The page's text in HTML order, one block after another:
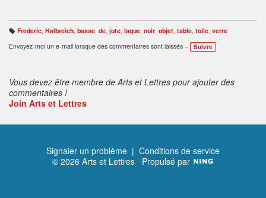
B
ali
s
Frederic, Halbreich, basse, de, jute, laque, noir, objet, table, toile, verre
Envoyez-moi un e-mail lorsque des commentaires sont laissés –
Suivre
Vous devez être membre de Arts et Lettres pour ajouter des
commentaires !
Join Arts et Lettres
Signaler un problème | Conditions de service
© 2026 Arts et Lettres Propulsé par